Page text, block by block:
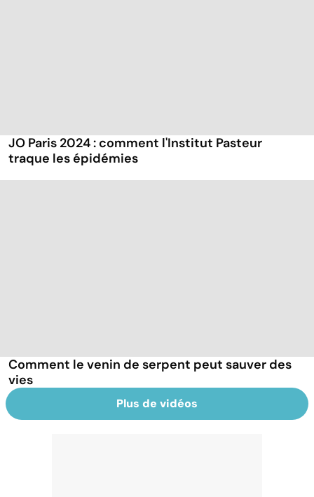
JO Paris 2024 : comment l'Institut Pasteur
traque les épidémies
Comment le venin de serpent peut sauver des
vies
Plus de vidéos